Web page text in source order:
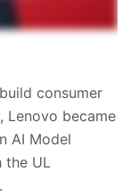
consumer
Lenovo became
AI Model
the UL